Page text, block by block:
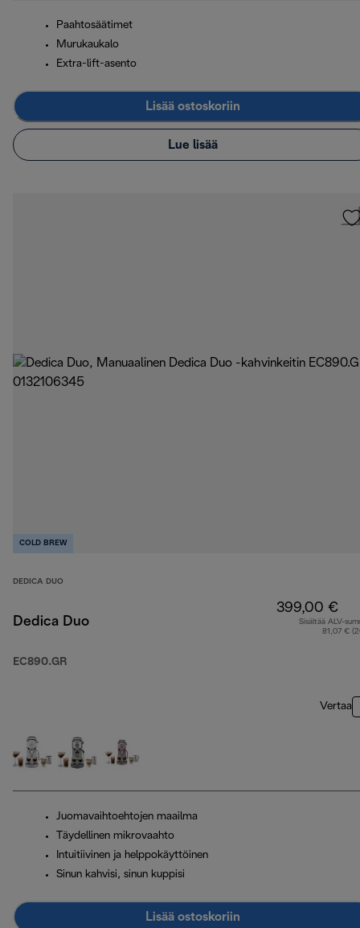
Paahtosäätimet
Murukaukalo
Extra-lift-asento
Lisää ostoskoriin
Lue lisää
COLD BREW
DEDICA DUO
Dedica Duo
EC890.GR
399,00 €
Sisältää ALV-
81,07 €
Vertaa
Juomavaihtoehtojen maailma
Täydellinen mikrovaahto
Intuitiivinen ja helppokäyttöinen
Sinun kahvisi, sinun kuppisi
Lisää ostoskoriin